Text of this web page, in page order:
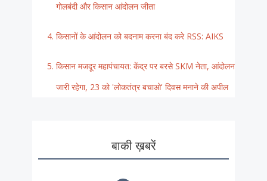
गोलबंदी और किसान आंदोलन जीता
किसानों के आंदोलन को बदनाम करना बंद करे RSS: AIKS
किसान मजदूर महापंचायत: केंद्र पर बरसे SKM नेता, आंदोलन
जारी रहेगा, 23 को 'लोकतंत्र बचाओ' दिवस मनाने की अपील
बाकी ख़बरें